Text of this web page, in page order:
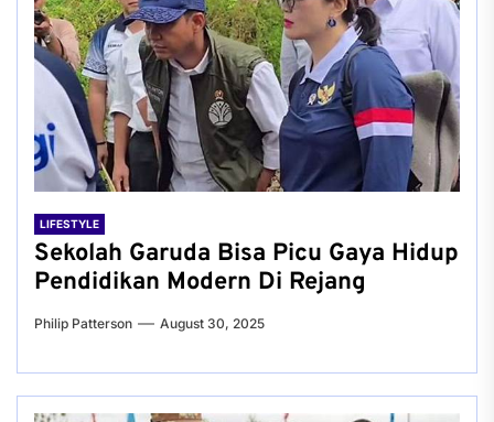
LIFESTYLE
Sekolah Garuda Bisa Picu Gaya Hidup
Pendidikan Modern Di Rejang
Philip Patterson August 30, 2025